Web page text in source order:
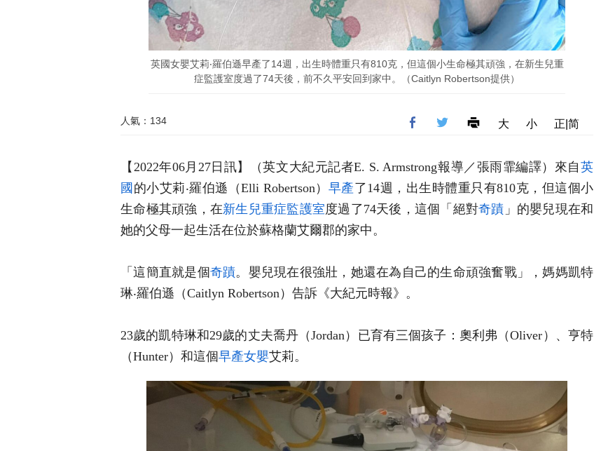
英國女嬰艾莉‧羅伯遜早產了14週，出生時體重只有810克，但這個小生命極其頑強，在新生兒重
症監護室度過了74天後，前不久平安回到家中。（Caitlyn Robertson提供）
人氣：134 大 小 正|简
【2022年06月27日訊】 （英文大紀元記者E. S. Armstrong報導／張雨霏編譯） 來自英
國 的小艾莉‧羅伯遜（Elli Robertson） 早產了14週，出生時體重只有810克，但這個小
生命極其頑強，在新生兒重症監護室度過了74天後，這個「絕對奇蹟 」的嬰兒現在和
她的父母一起生活在位於蘇格蘭艾爾郡的家中。
「這簡直就是個奇蹟。嬰兒現在很強壯，她還在為自己的生命頑強奮戰」，媽媽凱特
琳‧羅伯遜（Caitlyn Robertson）告訴《大紀元時報》。
23歲的凱特琳和29歲的丈夫喬丹（Jordan）已育有三個孩子：奧利弗（Oliver）、亨特
（Hunter）和這個早產女嬰艾莉。